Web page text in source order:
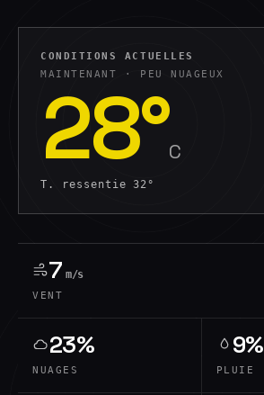
CONDITIONS ACTUELLES
MAINTENANT · PEU NUAGEUX
28°C
T. ressentie32°
7 m/s
VENT
23%
NUAGES
9%
PLUIE